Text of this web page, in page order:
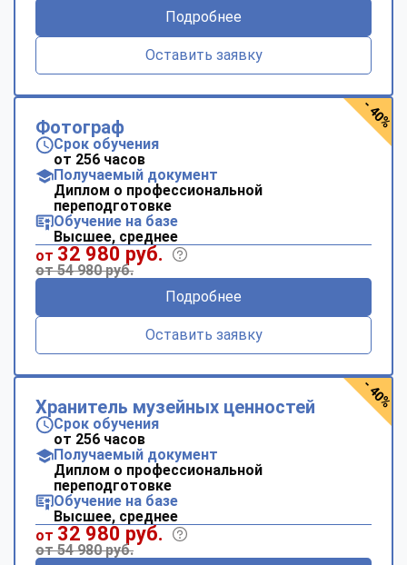
Подробнее
Оставить заявку
Фотограф
Срок обучения
от 256 часов
Получаемый документ
Диплом о профессиональной
переподготовке
Обучение на базе
Высшее, среднее
от 32 980 руб.
от 54 980 руб.
Подробнее
Оставить заявку
- 40%
Хранитель музейных ценностей
Срок обучения
от 256 часов
Получаемый документ
Диплом о профессиональной
переподготовке
Обучение на базе
Высшее, среднее
от 32 980 руб.
от 54 980 руб.
- 40%